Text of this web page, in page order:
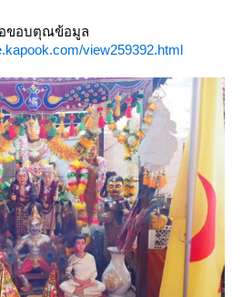
ขอบตุณข้อมูล
view259392.html